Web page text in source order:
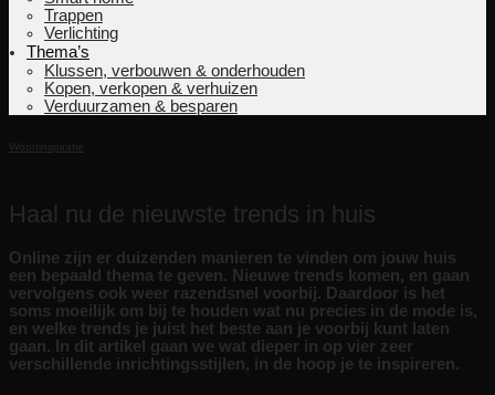
Trappen
Verlichting
Thema’s
Klussen, verbouwen & onderhouden
Kopen, verkopen & verhuizen
Verduurzamen & besparen
Wooninspiratie
Haal nu de nieuwste trends in huis
Online zijn er duizenden manieren te vinden om jouw huis
een bepaald thema te geven. Nieuwe trends komen, en gaan
vervolgens ook weer razendsnel voorbij. Daardoor is het
soms moeilijk om bij te houden wat nu precies in de mode is,
en welke trends je juist het beste aan je voorbij kunt laten
gaan. In dit artikel gaan we wat dieper in op vier zeer
verschillende inrichtingsstijlen, in de hoop je te inspireren.